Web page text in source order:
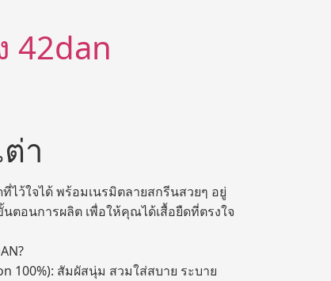
42dan
า
ไว้ใจได้ พร้อมเนรมิตลายสกรีนสวยๆ อยู่
นตอนการผลิต เพื่อให้คุณได้เสื้อยืดที่ตรงใจ
100%): สัมผัสนุ่ม สวมใส่สบาย ระบาย